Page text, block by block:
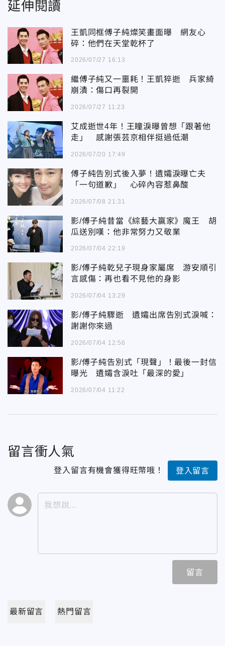
延伸閱讀
王凱同框傅子純燦笑畫面曝 網友心
碎：他們在天堂乾杯了
2026/07/27 16:13
繼傅子純又一噩耗！王凱猝逝 兵家綺
崩潰：傷口再裂開
2026/07/27 11:23
艾成逝世4年！王瞳淚曝曾想「跟著他
走」 感謝張芸京相伴挺過低潮
2026/07/20 17:49
傅子純告別式後入夢！遺孀淚曝亡夫
「一句道歉」 心碎內容惹鼻酸
2026/07/08 21:31
影/傅子純昔當《綜藝大贏家》魔王 胡
瓜送別嘆：他非常努力又敬業
2026/07/04 22:19
影/傅子純乾兒子現身家屬席 游安順引
言感傷：再也看不見他的身影
2026/07/04 13:29
影/傅子純驟逝 遺孀出席告別式淚喊：
謝謝你來過
2026/07/04 12:56
影/傅子純告別式「現聲」！最後一封信
曝光 遺孀含淚吐「最深的愛」
2026/07/04 11:22
留言衝人氣
登入留言有機會獲得旺幣哦！ 登入留言
留言
最新留言 熱門留言